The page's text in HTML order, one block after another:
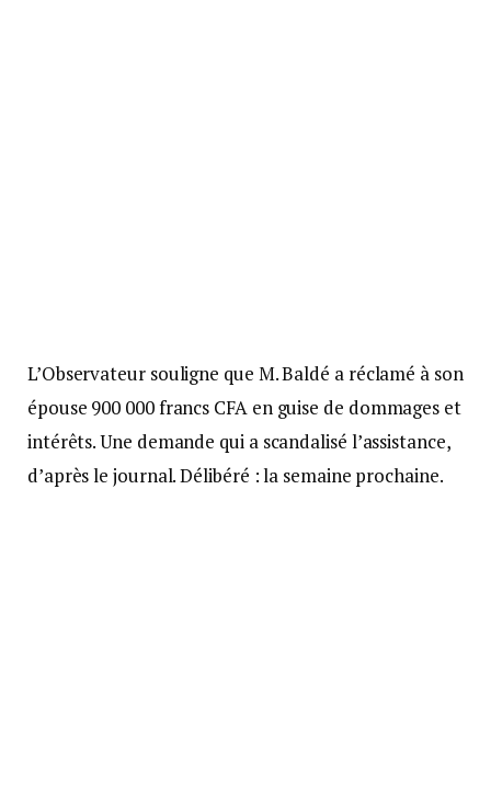
L’Observateur souligne que M. Baldé a réclamé à son
épouse 900 000 francs CFA en guise de dommages et
intérêts. Une demande qui a scandalisé l’assistance,
d’après le journal. Délibéré : la semaine prochaine.